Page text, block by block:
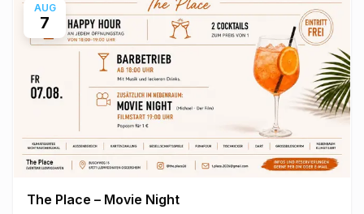
AUG
7
The Place – Movie Night